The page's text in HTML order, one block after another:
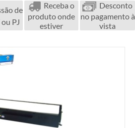
de
PJ
Receba o
produto onde
estiver
Desconto
no pagamento à
vista